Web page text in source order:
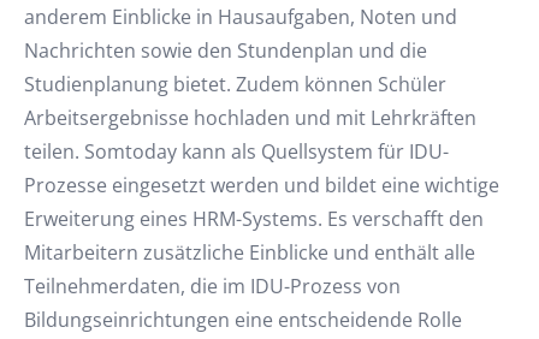
anderem Einblicke in Hausaufgaben, Noten und
Nachrichten sowie den Stundenplan und die
Studienplanung bietet. Zudem können Schüler
Arbeitsergebnisse hochladen und mit Lehrkräften
teilen. Somtoday kann als Quellsystem für IDU-
Prozesse eingesetzt werden und bildet eine wichtige
Erweiterung eines HRM-Systems. Es verschafft den
Mitarbeitern zusätzliche Einblicke und enthält alle
Teilnehmerdaten, die im IDU-Prozess von
Bildungseinrichtungen eine entscheidende Rolle